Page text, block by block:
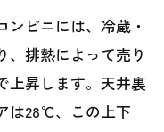
ビニには、冷蔵・
、排熱によって売り
上昇します。天井裏
は28℃、この上下